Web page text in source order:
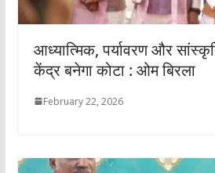
आध्यात्मिक, पर्यावरण और
केंद्र बनेगा कोटा : ओम बिरला
February 22, 2026